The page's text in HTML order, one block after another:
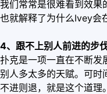
我们常常是很难看到效果
也就解释了为什么Ivey会
4、跟不上别人前进的步伐
扑克是一项一直在不断发
别人多太多的天赋。可时
不进则退，就是这个道理。